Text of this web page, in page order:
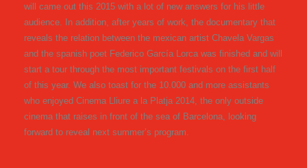
will came out this 2015 with a lot of new answers for his little
audience. In addition, after years of work, the documentary that
reveals the relation between the mexican artist Chavela Vargas
and the spanish poet Federico García Lorca was finished and will
start a tour through the most important festivals on the first half
of this year. We also toast for the 10.000 and more assistants
who enjoyed Cinema Lliure a la Platja 2014, the only outside
cinema that raises in front of the sea of Barcelona, looking
forward to reveal next summer’s program.